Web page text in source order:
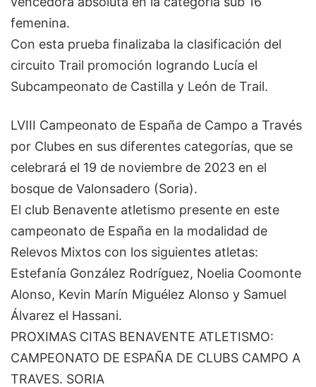
femenina.
Con esta prueba finalizaba la clasificación del
circuito Trail promoción logrando Lucía el
Subcampeonato de Castilla y León de Trail.
LVIII Campeonato de España de Campo a Través
por Clubes en sus diferentes categorías, que se
celebrará el 19 de noviembre de 2023 en el
bosque de Valonsadero (Soria).
El club Benavente atletismo presente en este
campeonato de España en la modalidad de
Relevos Mixtos con los siguientes atletas:
Estefanía González Rodríguez, Noelia Coomonte
Alonso, Kevin Marín Miguélez Alonso y Samuel
Álvarez el Hassani.
PROXIMAS CITAS BENAVENTE ATLETISMO:
CAMPEONATO DE ESPAÑA DE CLUBS CAMPO A
TRAVES. SORIA